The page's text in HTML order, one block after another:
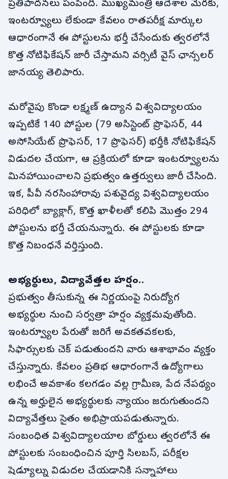
ప్రతిపాదనలు పంపింది. ముఖ్యమంత్రి ఆదేశాల మేరకు,
ఇంటర్వ్యూలు లేకుండా కేవలం రాతపరీక్ష మార్కుల
ఆధారంగానే ఈ పోస్టులను భర్తీ చేసేందుకు త్వరలోనే
కొత్త నోటిఫికేషన్ జారీ చేస్తామని వర్సిటీ వైస్ ఛాన్సలర్
జానయ్య తెలిపారు.
మరోవైపు కొండా లక్ష్మణ్ ఉద్యాన విశ్వవిద్యాలయం
ఇప్పటికే 140 పోస్టుల (79 అసిస్టెంట్ ప్రొఫెసర్, 44
అసోసియేట్ ప్రొఫెసర్, 17 ప్రొఫెసర్) భర్తీకి నోటిఫికేషన్
విడుదల చేయగా, ఆ ప్రక్రియలో కూడా ఇంటర్వ్యూలను
మినహాయించాలని ప్రభుత్వం ఉత్తర్వులు జారీ చేసింది.
ఇక, పీవీ నరసింహారావు పశువైద్య విశ్వవిద్యాలయం
పరిధిలో బ్యాక్లాగ్, కొత్త ఖాళీలతో కలిపి మొత్తం 294
పోస్టులను భర్తీ చేయనున్నారు. ఈ పోస్టులకు కూడా
కొత్త నిబంధనే వర్తిస్తుంది.
అభ్యర్థులు, విద్యావేత్తల హర్షం..
ప్రభుత్వం తీసుకున్న ఈ నిర్ణయంపై నిరుద్యోగ
అభ్యర్థుల నుంచి సర్వత్రా హర్షం వ్యక్తమవుతోంది.
ఇంటర్వ్యూల పేరుతో జరిగే అవకతవకలకు,
సిఫార్సులకు చెక్ పడుతుందని వారు ఆశాభావం వ్యక్తం
చేస్తున్నారు. కేవలం ప్రతిభ ఆధారంగానే ఉద్యోగాలు
లభించే అవకాశం కలగడం వల్ల గ్రామీణ, పేద నేపథ్యం
ఉన్న అర్హులైన అభ్యర్థులకు న్యాయం జరుగుతుందని
విద్యావేత్తలు సైతం అభిప్రాయపడుతున్నారు.
సంబంధిత విశ్వవిద్యాలయాల బోర్డులు త్వరలోనే ఈ
పోస్టులకు సంబంధించిన పూర్తి సిలబస్, పరీక్షల
షెడ్యూల్ను విడుదల చేయడానికి సన్నాహాలు